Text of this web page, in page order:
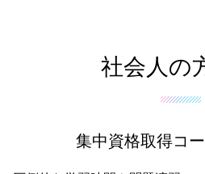
社会人の
集中資格取得コ